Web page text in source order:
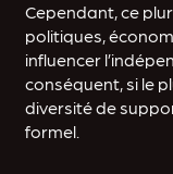
Cependant, ce
politiques,
influencer
conséquent, si le
diversité de
formel.